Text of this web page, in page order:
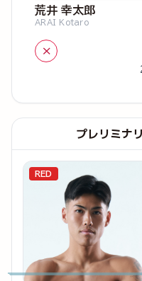
荒井 幸太郎
ARAI Kotaro
×
プレリミナ
RED